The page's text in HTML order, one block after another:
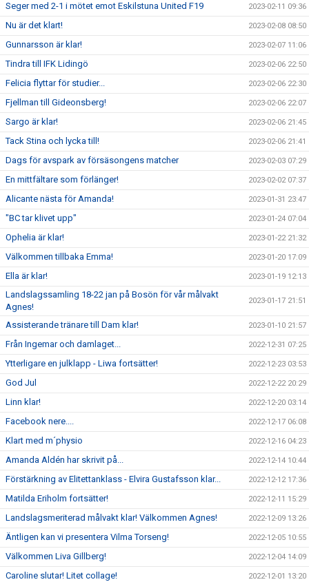
Seger med 2-1 i mötet emot Eskilstuna United F19 2023-02-11 09:36
Nu är det klart! 2023-02-08 08:50
Gunnarsson är klar! 2023-02-07 11:06
Tindra till IFK Lidingö 2023-02-06 22:50
Felicia flyttar för studier... 2023-02-06 22:30
Fjellman till Gideonsberg! 2023-02-06 22:07
Sargo är klar! 2023-02-06 21:45
Tack Stina och lycka till! 2023-02-06 21:41
Dags för avspark av försäsongens matcher 2023-02-03 07:29
En mittfältare som förlänger! 2023-02-02 07:37
Alicante nästa för Amanda! 2023-01-31 23:47
"BC tar klivet upp" 2023-01-24 07:04
Ophelia är klar! 2023-01-22 21:32
Välkommen tillbaka Emma! 2023-01-20 17:09
Ella är klar! 2023-01-19 12:13
Landslagssamling 18-22 jan på Bosön för vår målvakt
Agnes!
2023-01-17 21:51
Assisterande tränare till Dam klar! 2023-01-10 21:57
Från Ingemar och damlaget... 2022-12-31 07:25
Ytterligare en julklapp - Liwa fortsätter! 2022-12-23 03:53
God Jul 2022-12-22 20:29
Linn klar! 2022-12-20 03:14
Facebook nere.... 2022-12-17 06:08
Klart med m´physio 2022-12-16 04:23
Amanda Aldén har skrivit på... 2022-12-14 10:44
Förstärkning av Elitettanklass - Elvira Gustafsson klar... 2022-12-12 17:36
Matilda Eriholm fortsätter! 2022-12-11 15:29
Landslagsmeriterad målvakt klar! Välkommen Agnes! 2022-12-09 13:26
Äntligen kan vi presentera Vilma Torseng! 2022-12-05 10:55
Välkommen Liva Gillberg! 2022-12-04 14:09
Caroline slutar! Litet collage! 2022-12-01 13:20